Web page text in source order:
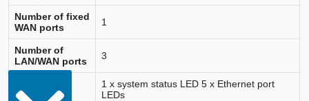
Number of fixed
WAN ports
1
Number of
LAN/WAN ports
3
LEDs
1 x system status LED 5 x Ethernet port
LEDs